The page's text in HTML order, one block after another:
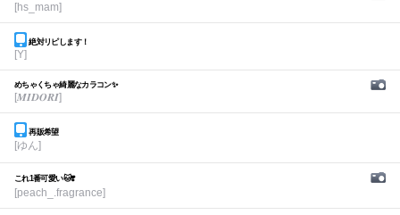
[hs_mam]
絶対リピします！
[Y]
めちゃくちゃ綺麗なカラコン✨
[𝑴𝑰𝑫𝑶𝑹𝑰]
再販希望
[ゆん]
これ1番可愛い🐱❣️
[peach_.fragrance]